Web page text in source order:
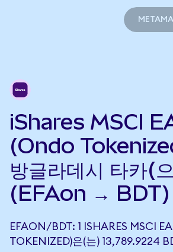
iShares MSCI
(Ondo
방글라데시 타카(
(EFAon → BDT)
EFAON/BDT: 1 ISHARES MSCI
TOKENIZED)은(는) 13,789.9224